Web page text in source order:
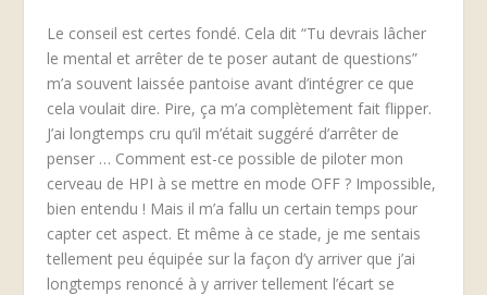
Le conseil est certes fondé. Cela dit “Tu devrais lâcher
le mental et arrêter de te poser autant de questions”
m’a souvent laissée pantoise avant d’intégrer ce que
cela voulait dire. Pire, ça m’a complètement fait flipper.
J’ai longtemps cru qu’il m’était suggéré d’arrêter de
penser … Comment est-ce possible de piloter mon
cerveau de HPI à se mettre en mode OFF ? Impossible,
bien entendu ! Mais il m’a fallu un certain temps pour
capter cet aspect. Et même à ce stade, je me sentais
tellement peu équipée sur la façon d’y arriver que j’ai
longtemps renoncé à y arriver tellement l’écart se